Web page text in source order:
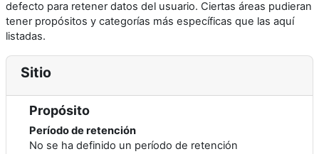
defecto para retener datos del usuario. Ciertas áreas pudieran
tener propósitos y categorías más específicas que las aquí
listadas.
Sitio
Propósito
Período de retención
No se ha definido un período de retención